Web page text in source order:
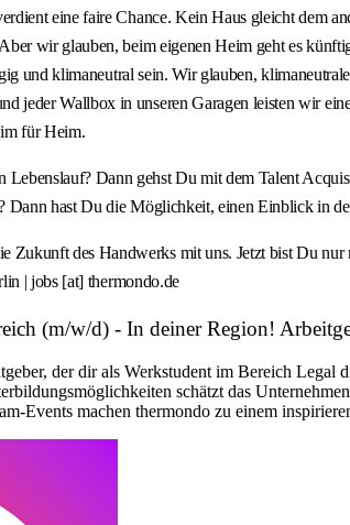
eine faire Chance. Kein Haus gleicht dem
wir glauben, beim eigenen Heim geht es
und klimaneutral sein. Wir glauben,
jeder Wallbox in unseren Garagen leisten wir
für Heim.
Dann gehst Du mit dem Talent
Dann hast Du die Möglichkeit, einen Einblick in
Zukunft des Handwerks mit uns. Jetzt bist Du
| jobs [at] thermondo.de
(m/w/d) - In deiner Region!
der dir als Werkstudent im Bereich
schätzt das
Events machen thermondo zu einem